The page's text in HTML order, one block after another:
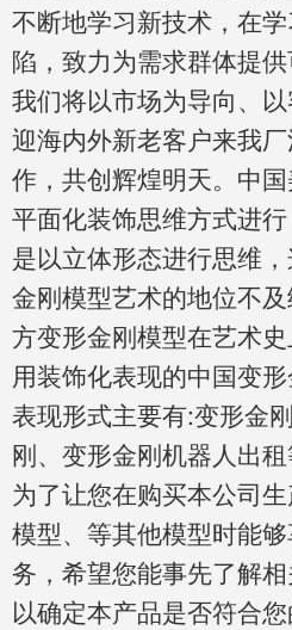
不断地学习新技术，在
陷，致力为需求群体提供
我们将以市场为导向、
迎海内外新老客户来我
作，共创辉煌明天。中
平面化装饰思维方式进行
是以立体形态进行思维
金刚模型艺术的地位不
方变形金刚模型在艺术
用装饰化表现的中国变
表现形式主要有:变形金
刚、变形金刚机器人出租
为了让您在购买本公司
模型、等其他模型时能
务，希望您能事先了解
以确定本产品是否符合您